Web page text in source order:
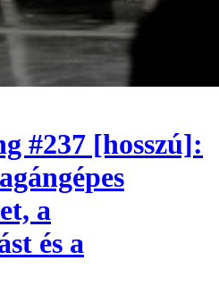
#237 [hosszú]:
a
és a